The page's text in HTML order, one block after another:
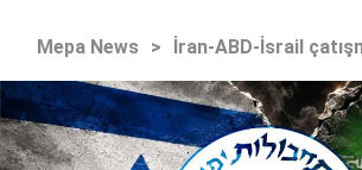
Mepa News > İran-ABD-İsrail